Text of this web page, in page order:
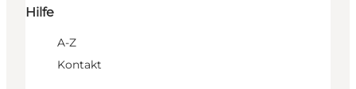
Hilfe
A-Z
Kontakt